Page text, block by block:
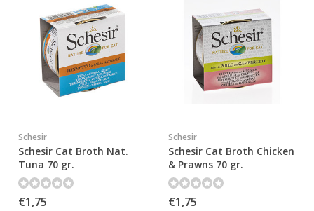
Schesir
Schesir Cat Broth Nat.
Tuna 70 gr.
€1,75
Schesir
Schesir Cat Broth Chicken
& Prawns 70 gr.
€1,75